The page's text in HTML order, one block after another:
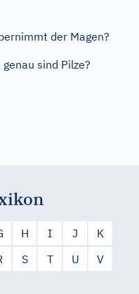
der Magen?
sind Pilze?
H I J
K
S T U
V